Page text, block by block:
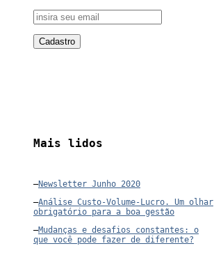
Mais lidos
–Newsletter Junho 2020
–Análise Custo-Volume-Lucro. Um olhar
obrigatório para a boa gestão
–Mudanças e desafios constantes: o
que você pode fazer de diferente?